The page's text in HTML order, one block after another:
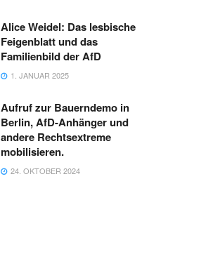
Alice Weidel: Das lesbische
Feigenblatt und das
Familienbild der AfD
1. JANUAR 2025
Aufruf zur Bauerndemo in
Berlin, AfD-Anhänger und
andere Rechtsextreme
mobilisieren.
24. OKTOBER 2024